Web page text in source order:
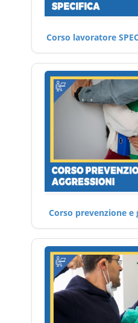
Corso lavoratore
Corso prevenzione e